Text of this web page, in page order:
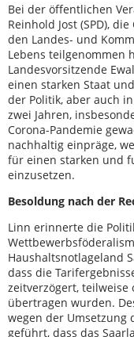
Bei der öffentlichen
Reinhold Jost (SPD),
den Landes- und
Lebens teilgenommen
Landesvorsitzende
einen starken Staat
der Politik, aber auch
zwei Jahren,
Corona-Pandemie
nachhaltig einpräge,
für einen starken und
einzusetzen.
Besoldung nach der
Linn erinnerte die
Haushaltsnotlageland
dass die
zeitverzögert,
übertragen wurden.
wegen der Umsetzung
geführt, dass das